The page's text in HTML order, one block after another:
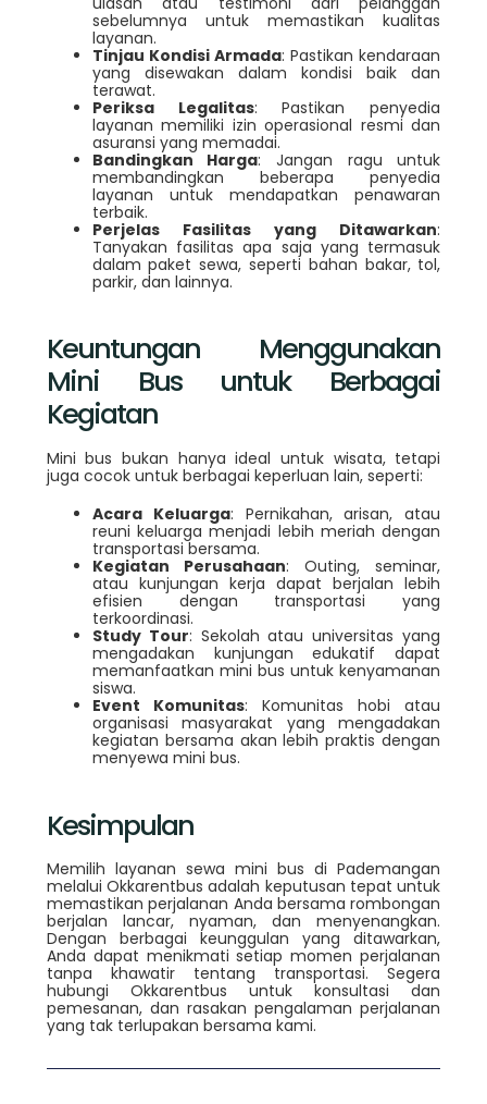
sebelumnya untuk memastikan kualitas
layanan.
Tinjau Kondisi Armada: Pastikan kendaraan
yang disewakan dalam kondisi baik dan
terawat.
Periksa Legalitas: Pastikan penyedia
layanan memiliki izin operasional resmi dan
asuransi yang memadai.
Bandingkan Harga: Jangan ragu untuk
membandingkan beberapa penyedia
layanan untuk mendapatkan penawaran
terbaik.
Perjelas Fasilitas yang Ditawarkan:
Tanyakan fasilitas apa saja yang termasuk
dalam paket sewa, seperti bahan bakar, tol,
parkir, dan lainnya.
Keuntungan Menggunakan
Mini Bus untuk Berbagai
Kegiatan
Mini bus bukan hanya ideal untuk wisata, tetapi
juga cocok untuk berbagai keperluan lain, seperti:
Acara Keluarga: Pernikahan, arisan, atau
reuni keluarga menjadi lebih meriah dengan
transportasi bersama.
Kegiatan Perusahaan: Outing, seminar,
atau kunjungan kerja dapat berjalan lebih
efisien dengan transportasi yang
terkoordinasi.
Study Tour: Sekolah atau universitas yang
mengadakan kunjungan edukatif dapat
memanfaatkan mini bus untuk kenyamanan
siswa.
Event Komunitas: Komunitas hobi atau
organisasi masyarakat yang mengadakan
kegiatan bersama akan lebih praktis dengan
menyewa mini bus.
Kesimpulan
Memilih layanan sewa mini bus di Pademangan
melalui Okkarentbus adalah keputusan tepat untuk
memastikan perjalanan Anda bersama rombongan
berjalan lancar, nyaman, dan menyenangkan.
Dengan berbagai keunggulan yang ditawarkan,
Anda dapat menikmati setiap momen perjalanan
tanpa khawatir tentang transportasi. Segera
hubungi Okkarentbus untuk konsultasi dan
pemesanan, dan rasakan pengalaman perjalanan
yang tak terlupakan bersama kami.